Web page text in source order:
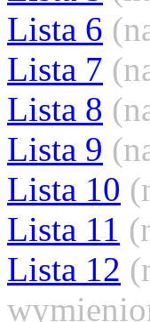
Lista 6
Lista 7
Lista 8
Lista 9
Lista 10
Lista 11
Lista 12